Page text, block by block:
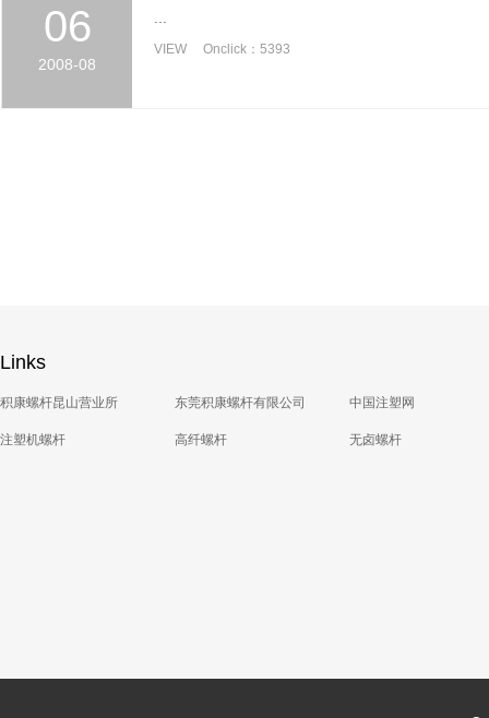
06
2008-08
VIEW Onclick：5393
Links
积康螺杆昆山营业所 东莞积康螺杆有限公司 中国注塑网
注塑机螺杆 高纤螺杆 无卤螺杆